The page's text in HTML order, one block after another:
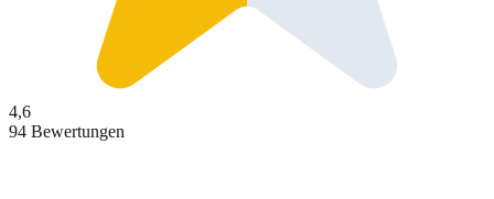
4,6
94 Bewertungen